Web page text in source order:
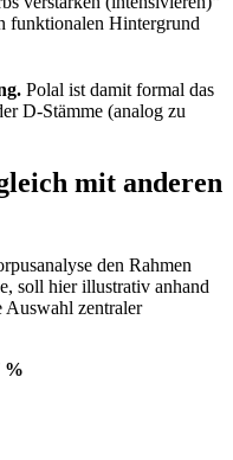
funktionalen Hintergrund
Polal ist damit formal das
D‑Stämme (analog zu
mit anderen
den Rahmen
soll hier illustrativ anhand
Auswahl zentraler
%